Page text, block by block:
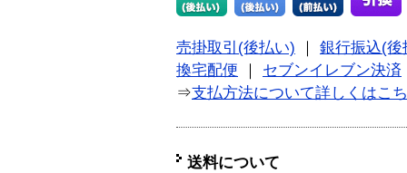
売掛取引(後払い)
銀行振込(後
換宅配便
セブンイレブン決済
⇒支払方法について詳しくはこ
送料について